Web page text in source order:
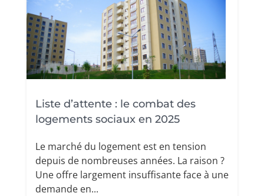
Liste d’attente : le combat des
logements sociaux en 2025
Le marché du logement est en tension
depuis de nombreuses années. La raison ?
Une offre largement insuffisante face à une
demande en...